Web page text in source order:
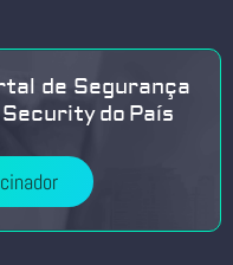
de Segurança
do País